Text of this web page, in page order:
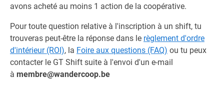
avons acheté au moins 1 action de la coopérative.
Pour toute question relative à l'inscription à un shift, tu
trouveras peut-être la réponse dans le règlement d'ordre
d'intérieur (ROI), la Foire aux questions (FAQ) ou tu peux
contacter le GT Shift suite à l'envoi d'un e-mail
à membre@wandercoop.be